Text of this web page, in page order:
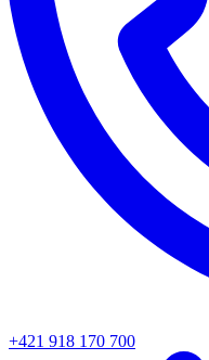
+421 918 170 700